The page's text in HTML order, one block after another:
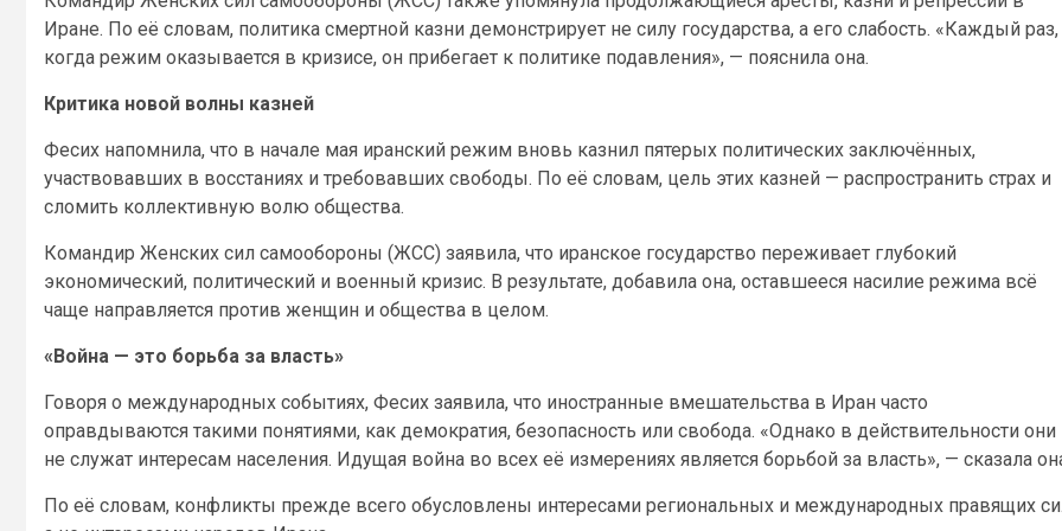
Иране. По её словам, политика смертной казни демонстрирует не силу государства, а его слабость. «Каждый раз,
когда режим оказывается в кризисе, он прибегает к политике подавления», — пояснила она.
Критика новой волны казней
Фесих напомнила, что в начале мая иранский режим вновь казнил пятерых политических заключённых,
участвовавших в восстаниях и требовавших свободы. По её словам, цель этих казней — распространить страх и
сломить коллективную волю общества.
Командир Женских сил самообороны (ЖСС) заявила, что иранское государство переживает глубокий
экономический, политический и военный кризис. В результате, добавила она, оставшееся насилие режима всё
чаще направляется против женщин и общества в целом.
«Война — это борьба за власть»
Говоря о международных событиях, Фесих заявила, что иностранные вмешательства в Иран часто
оправдываются такими понятиями, как демократия, безопасность или свобода. «Однако в действительности они
не служат интересам населения. Идущая война во всех её измерениях является борьбой за власть», — сказала
По её словам, конфликты прежде всего обусловлены интересами региональных и международных правящих